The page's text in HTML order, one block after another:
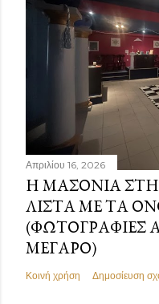
Απριλίου 16, 2026
Η ΜΑΣΟΝΊΑ ΣΤΗ
ΛΊΣΤΑ ΜΕ ΤΑ
(ΦΩΤΟΓΡΑΦΊΕΣ
ΜΈΓΑΡΟ)
Κοινή χρήση Δημοσίευση